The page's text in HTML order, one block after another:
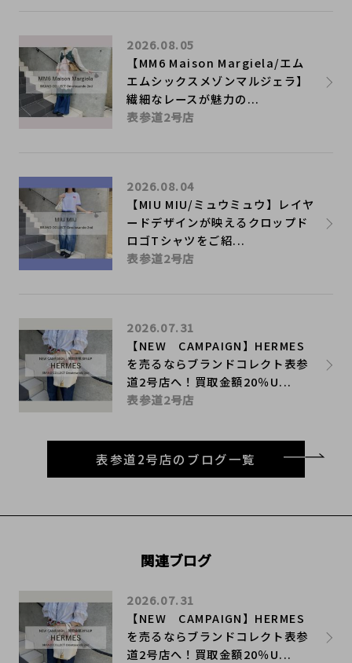
【MM6 Maison Margiela/エム
エムシックスメゾンマルジェラ】
繊細なレースが魅力の...
2026.08.05
表参道2号店
【MIU MIU/ミュウミュウ】レイヤ
ードデザインが映えるクロップド
ロゴTシャツをご紹...
2026.08.04
表参道2号店
【NEW CAMPAIGN】HERMES
を売るならブランドコレクト表参
道2号店へ！買取金額20％U...
2026.07.31
表参道2号店
表参道2号店のブログ一覧
関連ブログ
【NEW CAMPAIGN】HERMES
を売るならブランドコレクト表参
道2号店へ！買取金額20％U...
2026.07.31